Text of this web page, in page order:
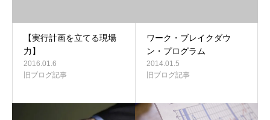
【実行計画を立てる現場
力】
2016.01.6
旧ブログ記事
ワーク・ブレイクダウ
ン・プログラム
2014.01.5
旧ブログ記事